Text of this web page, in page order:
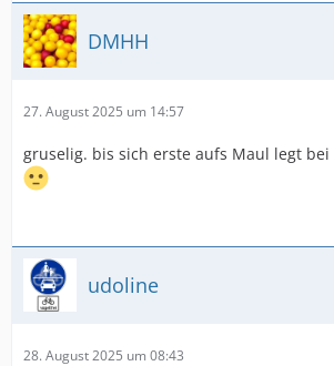
DMHH
27. August 2025 um 14:57
gruselig. bis sich erste aufs Maul legt bei
udoline
28. August 2025 um 08:43